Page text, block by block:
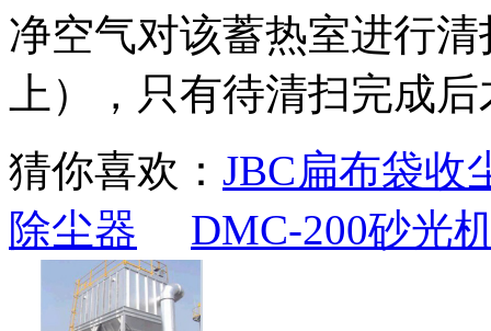
净空气对该蓄热室进行
上），只有待清扫完成
猜你喜欢： JBC扁布袋收
除尘器
DMC-200砂光